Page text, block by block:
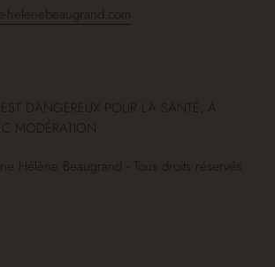
helenebeaugrand.com
EST DANGEREUX POUR LA SANTÉ, À
MODÉRATION.
Hélène Beaugrand - Tous droits réservés.